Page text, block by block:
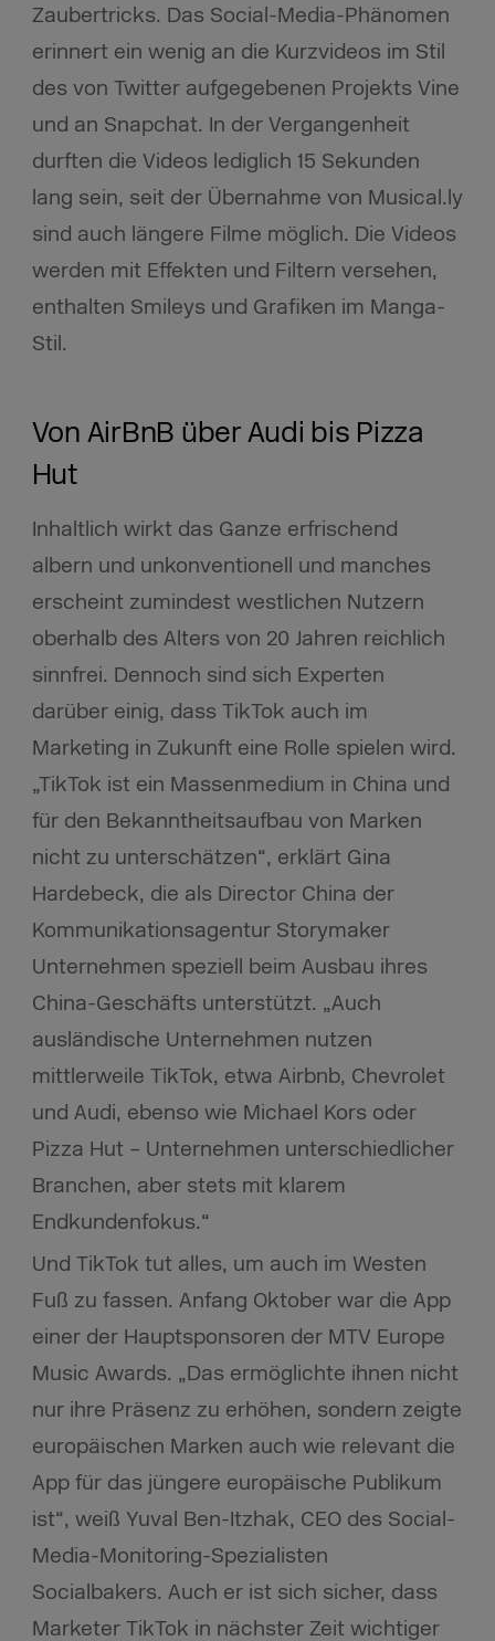
Zaubertricks. Das Social-Media-Phänomen
erinnert ein wenig an die Kurzvideos im Stil
des von Twitter aufgegebenen Projekts Vine
und an Snapchat. In der Vergangenheit
durften die Videos lediglich 15 Sekunden
lang sein, seit der Übernahme von Musical.ly
sind auch längere Filme möglich. Die Videos
werden mit Effekten und Filtern versehen,
enthalten Smileys und Grafiken im Manga-
Stil.
Von AirBnB über Audi bis Pizza
Hut
Inhaltlich wirkt das Ganze erfrischend
albern und unkonventionell und manches
erscheint zumindest westlichen Nutzern
oberhalb des Alters von 20 Jahren reichlich
sinnfrei. Dennoch sind sich Experten
darüber einig, dass TikTok auch im
Marketing in Zukunft eine Rolle spielen wird.
„TikTok ist ein Massenmedium in China und
für den Bekanntheitsaufbau von Marken
nicht zu unterschätzen“, erklärt Gina
Hardebeck, die als Director China der
Kommunikationsagentur Storymaker
Unternehmen speziell beim Ausbau ihres
China-Geschäfts unterstützt. „Auch
ausländische Unternehmen nutzen
mittlerweile TikTok, etwa Airbnb, Chevrolet
und Audi, ebenso wie Michael Kors oder
Pizza Hut – Unternehmen unterschiedlicher
Branchen, aber stets mit klarem
Endkundenfokus.“
Und TikTok tut alles, um auch im Westen
Fuß zu fassen. Anfang Oktober war die App
einer der Hauptsponsoren der MTV Europe
Music Awards. „Das ermöglichte ihnen nicht
nur ihre Präsenz zu erhöhen, sondern zeigte
europäischen Marken auch wie relevant die
App für das jüngere europäische Publikum
ist“, weiß Yuval Ben-Itzhak, CEO des Social-
Media-Monitoring-Spezialisten
Socialbakers. Auch er ist sich sicher, dass
Marketer TikTok in nächster Zeit wichtiger